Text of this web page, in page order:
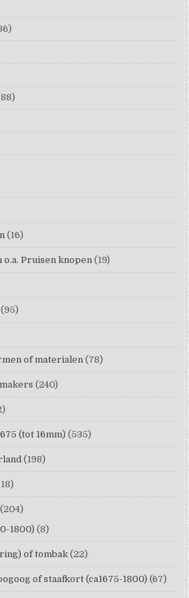
(16)
o.a. Pruisen knopen (19)
(95)
of materialen (78)
(240)
(tot 16mm) (535)
(198)
(204)
1800) (8)
of tombak (22)
of staafkort (ca1675-1800) (67)